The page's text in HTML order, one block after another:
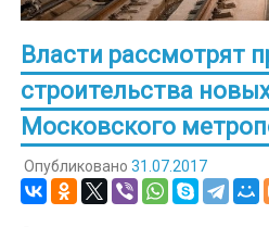
Власти рассмотрят
строительства
Московского
Опубликовано 31.07.2017